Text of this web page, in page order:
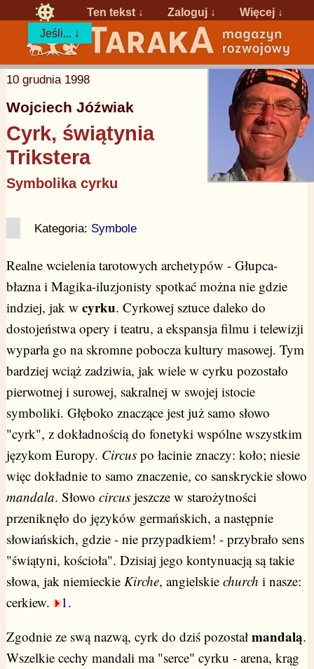
Ten tekst ↓ Zaloguj ↓
Więcej ↓
Jeśli... ↓
10 grudnia 1998
Wojciech Jóźwiak
Cyrk, świątynia
Trikstera
Symbolika cyrku
Kategoria: Symbole
Realne wcielenia tarotowych archetypów - Głupca-
błazna i Magika-iluzjonisty spotkać można nie gdzie
indziej, jak w cyrku. Cyrkowej sztuce daleko do
dostojeństwa opery i teatru, a ekspansja filmu i telewizji
wyparła go na skromne pobocza kultury masowej. Tym
bardziej wciąż zadziwia, jak wiele w cyrku pozostało
pierwotnej i surowej, sakralnej w swojej istocie
symboliki. Głęboko znaczące jest już samo słowo
"cyrk", z dokładnością do fonetyki wspólne wszystkim
językom Europy. Circuspo łacinie znaczy: koło; niesie
więc dokładnie to samo znaczenie, co sanskryckie słowo
mandala. Słowo circusjeszcze w starożytności
przeniknęło do języków germańskich, a następnie
słowiańskich, gdzie - nie przypadkiem! - przybrało sens
"świątyni, kościoła". Dzisiaj jego kontynuacją są takie
słowa, jak niemieckie Kirche, angielskie church i nasze:
cerkiew.
1.
Zgodnie ze swą nazwą, cyrk do dziś pozostał mandalą.
Wszelkie cechy mandali ma "serce" cyrku - arena, krąg